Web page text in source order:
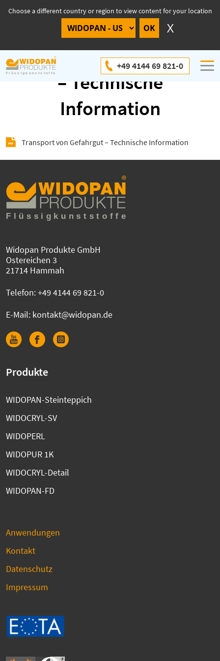
Choose a different country or region to view content for your location
+49 4144 69 821-0
Transport von Gefahrgut
– Technische
Information
Transport von Gefahrgut – Technische Information
Widopan Produkte GmbH
Ostereichen 3
21714 Hammah
Telefon:+49 4144 69 821-0
E-Mail: kontakt@widopan.de
Produkte
WIDOPAN-Steinteppich
WIDOCRYL-SV
WIDOPERL
WIDOPUR 1K
WIDOCRYL-Detail
WIDOPAN-FD
Anwendungen
Kontakt
Datenschutz
Impressum